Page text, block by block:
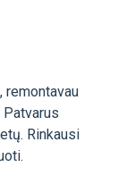
remontavau
Patvarus
Rinkausi